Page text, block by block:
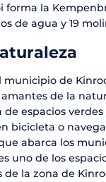
forma la
de agua y 19
municipio de
de la
espacios verdes
bicicleta o
abarca los
uno de los
la zona de